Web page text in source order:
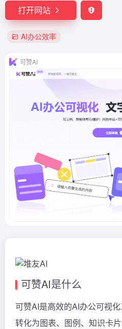
打开网站
AI办公效率
可赞AI
可赞AI是什么
可赞AI是高效的AI办公可视
转化为图表、图例、知识卡